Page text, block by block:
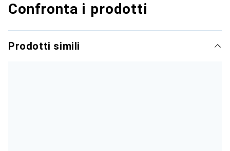
Confronta i prodotti
Prodotti simili